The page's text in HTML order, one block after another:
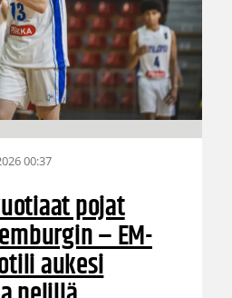
00:37
pojat
– EM-
aukesi